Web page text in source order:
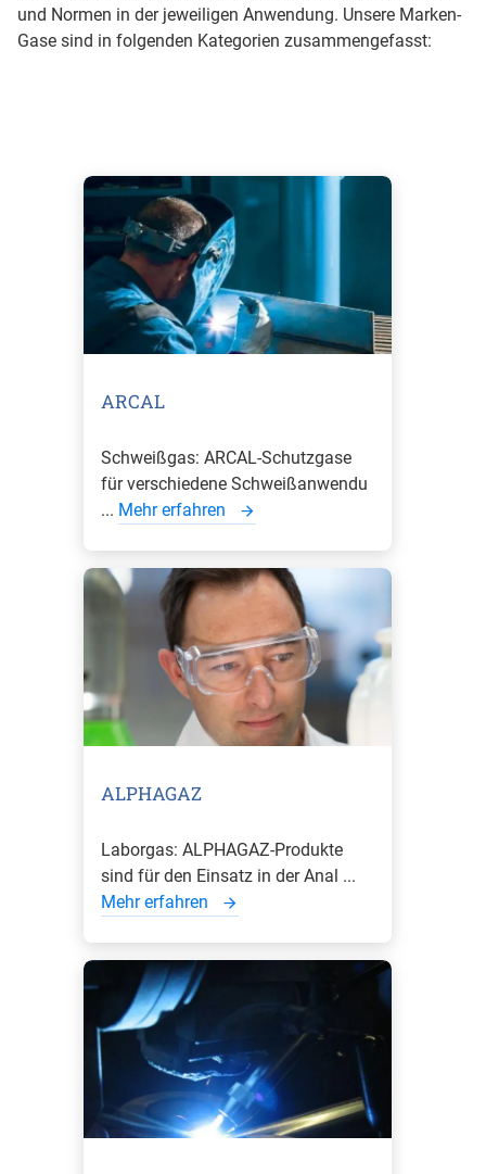
und Normen in der jeweiligen Anwendung. Unsere Marken-
Gase sind in folgenden Kategorien zusammengefasst:
ARCAL
Schweißgas: ARCAL-Schutzgase
für verschiedene Schweißanwendu
... Mehr erfahren
ALPHAGAZ
Laborgas: ALPHAGAZ-Produkte
sind für den Einsatz in der Anal ...
Mehr erfahren